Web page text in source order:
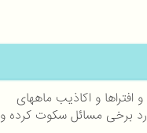
و اکاذیب ماههای
برخی مسائل سکوت کرده و